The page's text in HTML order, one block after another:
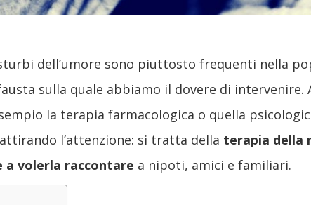
dell’umore sono piuttosto frequenti nella
sulla quale abbiamo il dovere di
la terapia farmacologica o quella
l’attenzione: si tratta della terapia della
a volerla raccontare a nipoti, amici e familiari.